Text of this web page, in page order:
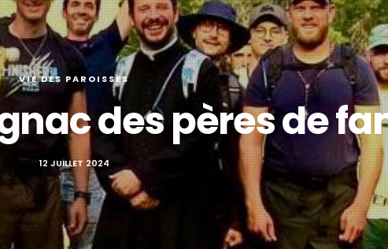
VIE DES PAROISSES
des pères de
12 JUILLET 2024